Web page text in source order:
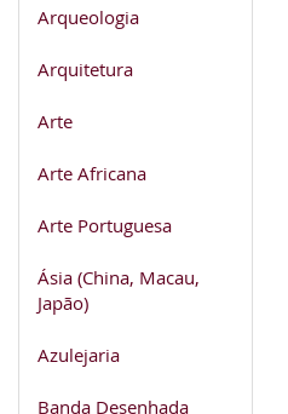
Arqueologia
Arquitetura
Arte
Arte Africana
Arte Portuguesa
Ásia (China, Macau,
Japão)
Azulejaria
Banda Desenhada